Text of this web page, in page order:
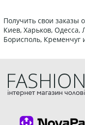
Получить свои заказы
Киев, Харьков,
Борисполь, Кременчуг